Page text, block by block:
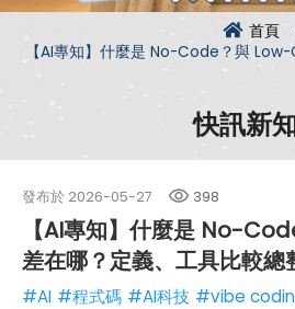
首頁
【AI專知】什麼是 No-Code？與
快訊新
發布於 2026-05-27 398
【AI專知】什麼是 No-
差在哪？定義、工具比較總
#AI #程式碼 #AI科技 #vibe